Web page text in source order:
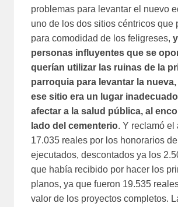
problemas para levantar el nuevo
uno de los dos sitios céntricos que
para comodidad de los feligreses,
personas influyentes que se
querían utilizar las ruinas de la
parroquia para levantar la
ese sitio era un lugar
afectar a la salud pública, al
lado del cementerio. Y reclamó el
17.035 reales por los honorarios
ejecutados, descontados ya los
que había recibido por hacer los
planos, ya que fueron 19.535
valor de los proyectos completos.